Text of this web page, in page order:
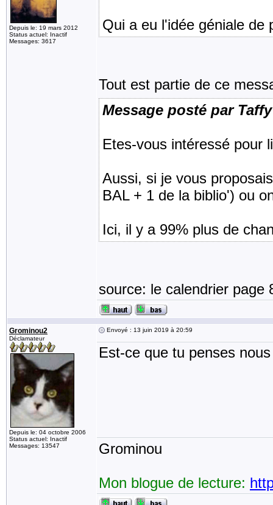
Depuis le: 19 mars 2012
Status actuel: Inactif
Messages: 3617
Qui a eu l'idée géniale de
Tout est partie de ce
Message posté par Taffy
Etes-vous intéressé pour
Aussi, si je vous
BAL + 1 de la biblio') ou
Ici, il y a 99% plus de
source: le calendrier page
Grominou2
Déclamateur
Depuis le: 04 octobre 2006
Status actuel: Inactif
Messages: 13547
Envoyé : 13 juin 2019 à 20:59
Est-ce que tu penses
Grominou
Mon blogue de lecture: